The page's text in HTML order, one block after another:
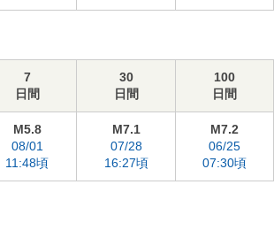
7
日間
30
日間
100
日間
M5.8
08/01
11:48頃
M7.1
07/28
16:27頃
M7.2
06/25
07:30頃